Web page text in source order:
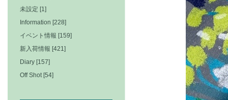
未設定 [1]
Information [228]
イベント情報 [159]
新入荷情報 [421]
Diary [157]
Off Shot [54]